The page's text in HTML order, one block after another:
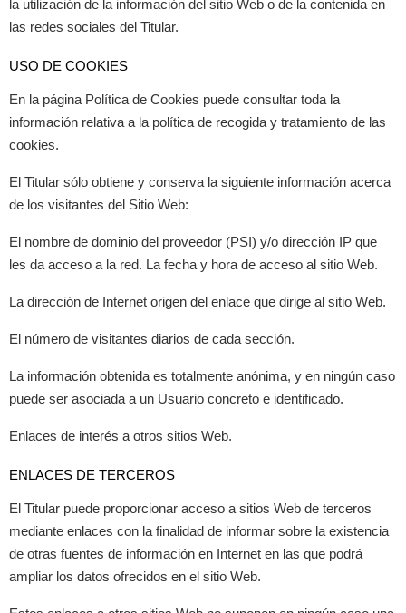
la utilización de la información del sitio Web o de la contenida en
las redes sociales del Titular.
USO DE COOKIES
En la página Política de Cookies puede consultar toda la
información relativa a la política de recogida y tratamiento de las
cookies.
El Titular sólo obtiene y conserva la siguiente información acerca
de los visitantes del Sitio Web:
El nombre de dominio del proveedor (PSI) y/o dirección IP que
les da acceso a la red. La fecha y hora de acceso al sitio Web.
La dirección de Internet origen del enlace que dirige al sitio Web.
El número de visitantes diarios de cada sección.
La información obtenida es totalmente anónima, y en ningún caso
puede ser asociada a un Usuario concreto e identificado.
Enlaces de interés a otros sitios Web.
ENLACES DE TERCEROS
El Titular puede proporcionar acceso a sitios Web de terceros
mediante enlaces con la finalidad de informar sobre la existencia
de otras fuentes de información en Internet en las que podrá
ampliar los datos ofrecidos en el sitio Web.